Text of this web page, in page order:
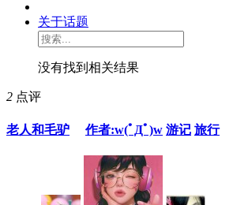
关于话题
没有找到相关结果
2 点评
老人和毛驴 作者:w(ﾟДﾟ)w 游记 旅行